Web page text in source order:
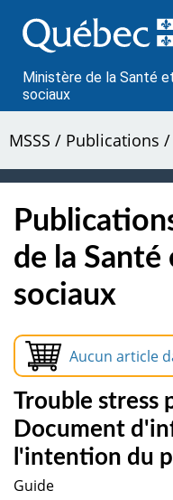
au
contenu
Ministère de la Santé
sociaux
MSSS / Publications /
de la Santé
sociaux
Aucun article
Trouble stress
Document
l'intention du
Guide